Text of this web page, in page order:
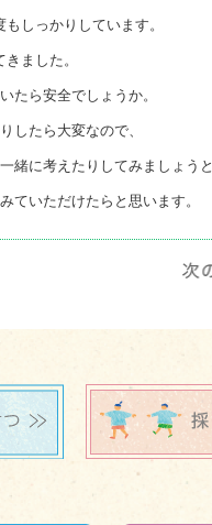
しっかりしています。
ました。
たら安全でしょうか。
したら大変なので、
緒に考えたりしてみましょうと
ていただけたらと思います。